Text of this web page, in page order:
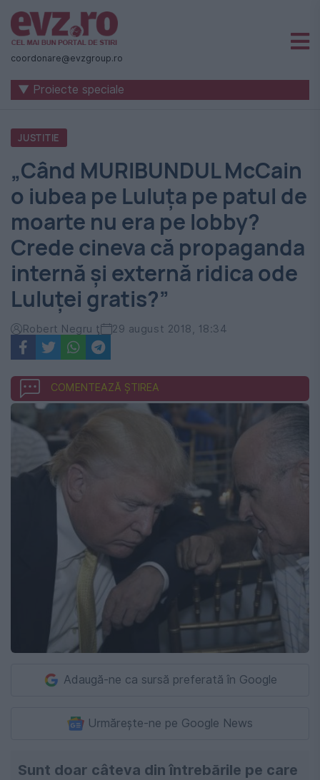
Știri
naționale
internaționale
România
-
Evenimentul
Zilei
coordonare@evzgroup.ro
▼ Proiecte speciale
JUSTITIE
„Când MURIBUNDUL McCain
o iubea pe Luluța pe patul de
moarte nu era pe lobby?
Crede cineva că propaganda
internă și externă ridica ode
Luluței gratis?”
Robert Negru ţ 29 august 2018, 18:34
COMENTEAZĂ ȘTIREA
Adaugă-ne ca sursă preferată în Google
Urmărește-ne pe Google News
Sunt doar câteva din întrebările pe care